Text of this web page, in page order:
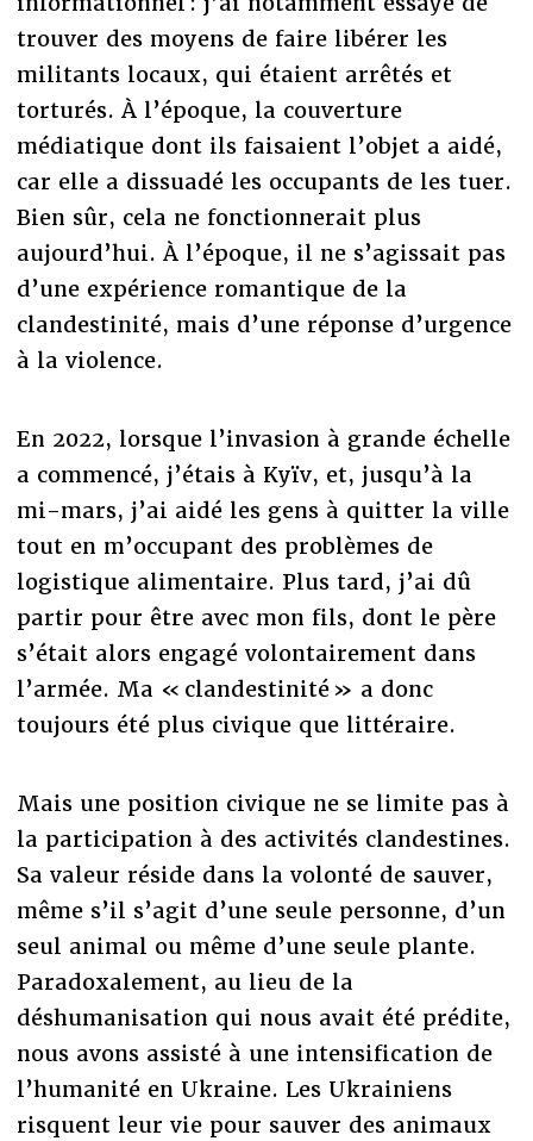
trouver des moyens de faire libérer les
militants locaux, qui étaient arrêtés et
torturés. À l’époque, la couverture
médiatique dont ils faisaient l’objet a aidé,
car elle a dissuadé les occupants de les tuer.
Bien sûr, cela ne fonctionnerait plus
aujourd’hui. À l’époque, il ne s’agissait pas
d’une expérience romantique de la
clandestinité, mais d’une réponse d’urgence
à la violence.
En 2022, lorsque l’invasion à grande échelle
a commencé, j’étais à Kyïv, et, jusqu’à la
mi-mars, j’ai aidé les gens à quitter la ville
tout en m’occupant des problèmes de
logistique alimentaire. Plus tard, j’ai dû
partir pour être avec mon fils, dont le père
s’était alors engagé volontairement dans
l’armée. Ma « clandestinité » a donc
toujours été plus civique que littéraire.
Mais une position civique ne se limite pas à
la participation à des activités clandestines.
Sa valeur réside dans la volonté de sauver,
même s’il s’agit d’une seule personne, d’un
seul animal ou même d’une seule plante.
Paradoxalement, au lieu de la
déshumanisation qui nous avait été prédite,
nous avons assisté à une intensification de
l’humanité en Ukraine. Les Ukrainiens
risquent leur vie pour sauver des animaux